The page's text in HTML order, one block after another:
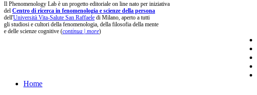
Il Phenomenology Lab è un progetto editoriale on line nato per iniziativa
del Centro di ricerca in fenomenologia e scienze della persona
dell'Università Vita-Salute San Raffaele di Milano, aperto a tutti
gli studiosi e cultori della fenomenologia, della filosofia della mente
e delle scienze cognitive (continua | more)
Home